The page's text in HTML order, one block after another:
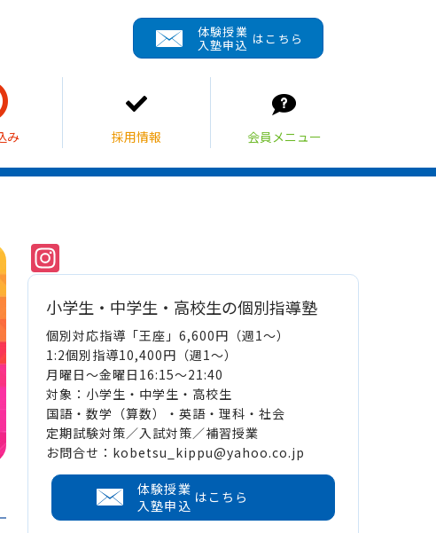
体験授業
入塾申込 はこちら
Instagram
小学生・中学生・高校生の個別指導塾
個別対応指導「王座」6,600円（週1～）
1:2個別指導10,400円（週1～）
月曜日～金曜日16:15～21:40
対象：小学生・中学生・高校生
国語・数学（算数）・英語・理科・社会
定期試験対策／入試対策／補習授業
お問合せ：kobetsu_kippu@yahoo.co.jp
体験授業
入塾申込 はこちら